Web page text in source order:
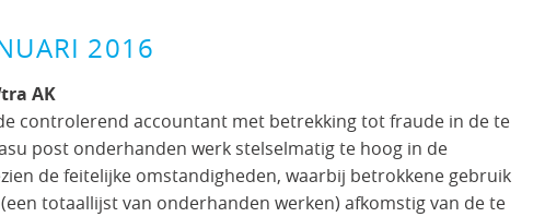
2016
AK
controlerend accountant met betrekking tot fraude in de te
post onderhanden werk stelselmatig te hoog in de
de feitelijke omstandigheden, waarbij betrokkene gebruik
totaallijst van onderhanden werken) afkomstig van de te